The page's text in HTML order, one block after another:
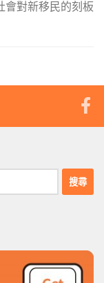
會對新移民的刻板